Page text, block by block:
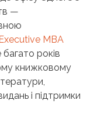
—
MBA
років
книжковому
і підтримки